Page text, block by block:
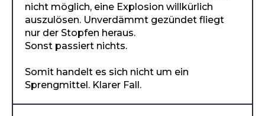
nicht möglich, eine Explosion willkürlich
auszulösen. Unverdämmt gezündet fliegt
nur der Stopfen heraus.
Sonst passiert nichts.
Somit handelt es sich nicht um ein
Sprengmittel. Klarer Fall.